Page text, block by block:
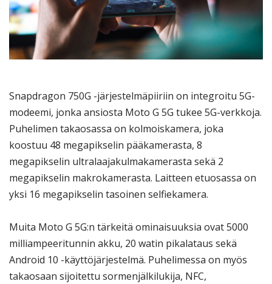
Snapdragon 750G -järjestelmäpiiriin on integroitu 5G-
modeemi, jonka ansiosta Moto G 5G tukee 5G-verkkoja.
Puhelimen takaosassa on kolmoiskamera, joka
koostuu 48 megapikselin pääkamerasta, 8
megapikselin ultralaajakulmakamerasta sekä 2
megapikselin makrokamerasta. Laitteen etuosassa on
yksi 16 megapikselin tasoinen selfiekamera.
Muita Moto G 5G:n tärkeitä ominaisuuksia ovat 5000
milliampeeritunnin akku, 20 watin pikalataus sekä
Android 10 -käyttöjärjestelmä. Puhelimessa on myös
takaosaan sijoitettu sormenjälkilukija, NFC,